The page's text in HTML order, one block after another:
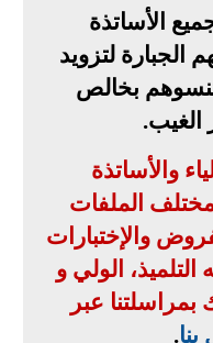
الأساتذة
الجبارة لتزويد
تنسوهم بخالص
الغيب.
والأساتذة
الملفات
والإختبارات
التلميذ، الولي و
بمراسلتنا عبر
بنا.